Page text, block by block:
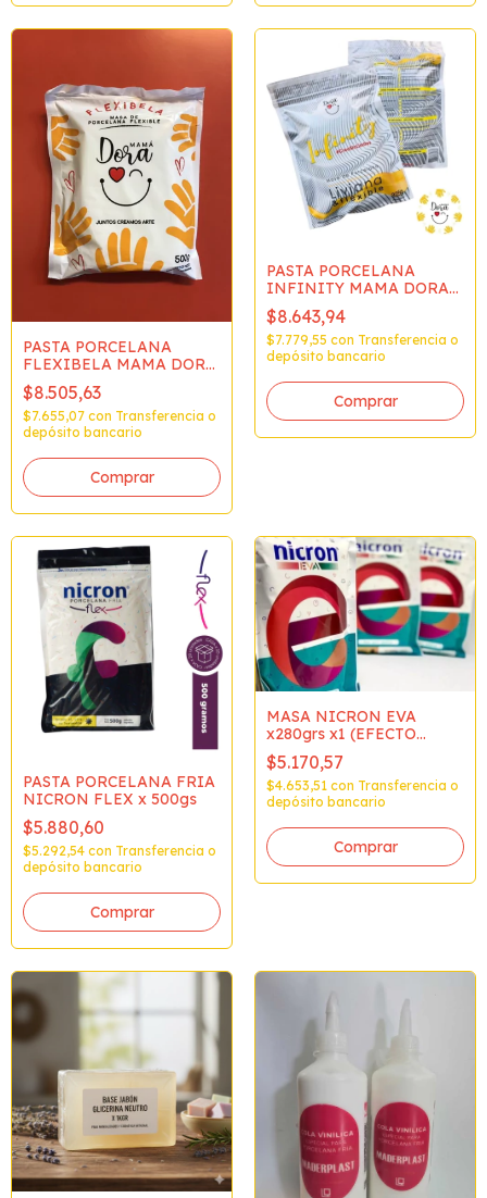
PASTA PORCELANA
FLEXIBELA MAMA DORA
x500gr
$8.505,63
$7.655,07 con Transferencia o
depósito bancario
PASTA PORCELANA
INFINITY MAMA DORA
x325grs (liviana y flexib
$8.643,94
$7.779,55 con Transferencia o
depósito bancario
PASTA PORCELANA FRIA
NICRON FLEX x 500gs
$5.880,60
$5.292,54 con Transferencia o
depósito bancario
MASA NICRON EVA
x280grs x1 (EFECTO
GOMA EVA)
$5.170,57
$4.653,51 con Transferencia o
depósito bancario